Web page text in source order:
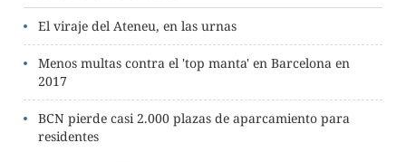
El viraje del Ateneu, en las urnas
Menos multas contra el 'top manta' en Barcelona en
2017
BCN pierde casi 2.000 plazas de aparcamiento para
residentes